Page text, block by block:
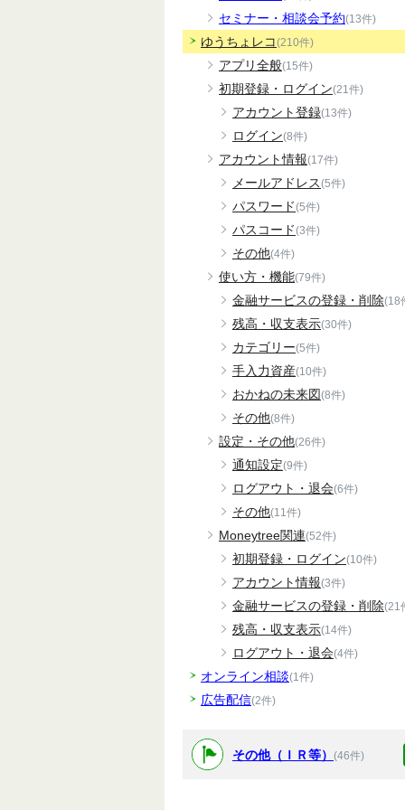
セミナー・相談会予約(13件)
ゆうちょレコ(210件)
アプリ全般(15件)
初期登録・ログイン(21件)
アカウント登録(13件)
ログイン(8件)
アカウント情報(17件)
メールアドレス(5件)
パスワード(5件)
パスコード(3件)
その他(4件)
使い方・機能(79件)
金融サービスの登録・削除(18
残高・収支表示(30件)
カテゴリー(5件)
手入力資産(10件)
おかねの未来図(8件)
その他(8件)
設定・その他(26件)
通知設定(9件)
ログアウト・退会(6件)
その他(11件)
Moneytree関連(52件)
初期登録・ログイン(10件)
アカウント情報(3件)
金融サービスの登録・削除(21
残高・収支表示(14件)
ログアウト・退会(4件)
オンライン相談(1件)
広告配信(2件)
その他（ＩＲ等） (46件)